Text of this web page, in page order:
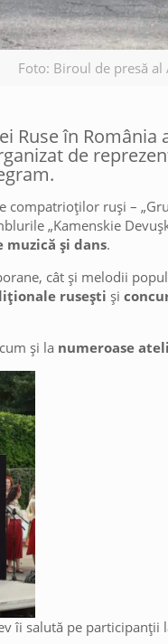
Foto: Biroul de presă al
Ruse în România
de
ruși –
„Kamenskie
și dans.
cât și melodii
rusești și
și la numeroase
îi salută pe participanții